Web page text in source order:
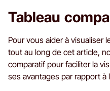
Tableau
Pour vous aider à visualiser
tout au long de cet article,
comparatif pour faciliter la
ses avantages par rapport à